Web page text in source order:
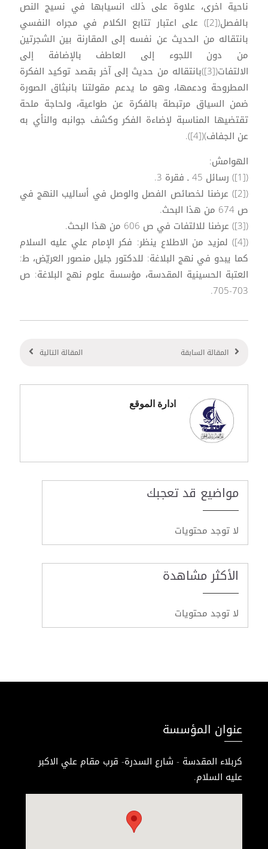
ناحية اخرى، علاوة على ذلك انسيابها في نسيج النص
بالفصل([2]) على اعتبار تتابع الكلام في مجراه النفسي
بانتقاله من الحديث عن نفسه إلى المقارنة بين الشجرتين
من دون اللجوء إلى العاطف بالإضافة إلى
الالتفات([3])بانتقاله من حديث إلى آخر بقصد توكيد الفكرة
المطروحة ودعمها، وهو ما يدعم مقولتنا بانبثاق الصورة
ضمن السياق مرتبطة بالفكرة عن طواعية، ولحاجة ملحة
تقتضيها المناسبة لإضاءة الفكر وكشف جوانبه والنأي به
عن الجفاف)([4]).
الهوامش:
([1]) رسائل 45 ـ فقرة 3.
([2]) عرضنا لخصائص الفصل والوصل في أساليب النهج في
ص 674 من هذا البحث.
([3]) عرضنا للالتفات في ص 606 من هذا البحث.
([4]) لمزيد من الاطلاع ينظر: فكر الإمام علي عليه السلام
كما يبدو في نهج البلاغة: للدكتور جليل منصور العريّض، ط:
العتبة الحسينية المقدسة، مؤسسة علوم نهج البلاغة: ص
703-705.
المقالة السابقة المقالة التالية
ادارة الموقع
مواضيع قد تعجبك
لا توجد محتويات
الأكثر مشاهدة
لا توجد محتويات
عنوان المؤسسة
كربلاء المقدسة - شارع السدرة- قرب مقام علي الاكبر
عليه السلام.